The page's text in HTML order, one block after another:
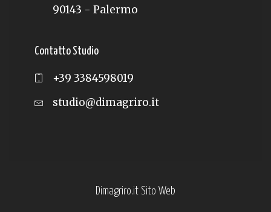
90143 - Palermo
Contatto Studio
+39 3384598019
studio@dimagriro.it
Dimagriro.it Sito Web